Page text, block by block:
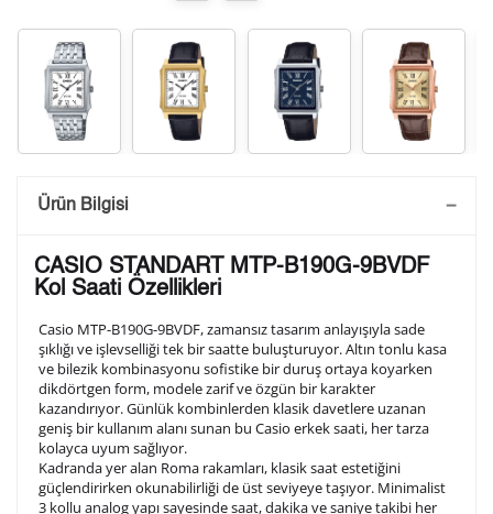
Saatini Kişiselleştir
arka kapağına gravür tekniği ile formda belirtmiş
olduğunuz şekilde işlenecektir.
1. Satır
10
2. Satır
10
Ürün Bilgisi
CASIO STANDART MTP-B190G-9BVDF
Kol Saati Özellikleri
Casio MTP-B190G-9BVDF, zamansız tasarım anlayışıyla sade
şıklığı ve işlevselliği tek bir saatte buluşturuyor. Altın tonlu kasa
ve bilezik kombinasyonu sofistike bir duruş ortaya koyarken
dikdörtgen form, modele zarif ve özgün bir karakter
kazandırıyor. Günlük kombinlerden klasik davetlere uzanan
geniş bir kullanım alanı sunan bu Casio erkek saati, her tarza
kolayca uyum sağlıyor.
Kadranda yer alan Roma rakamları, klasik saat estetiğini
güçlendirirken okunabilirliği de üst seviyeye taşıyor. Minimalist
3 kollu analog yapı sayesinde saat, dakika ve saniye takibi her